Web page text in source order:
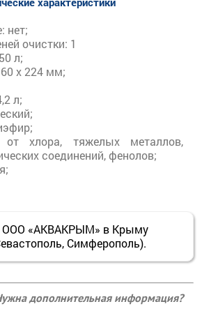
нет;
очистки: 1
л;
х 224 мм;
л;
от хлора, тяжелых металлов,
соединений, фенолов;
ООО «АКВАКРЫМ» в Крыму
Симферополь).
дополнительная информация?